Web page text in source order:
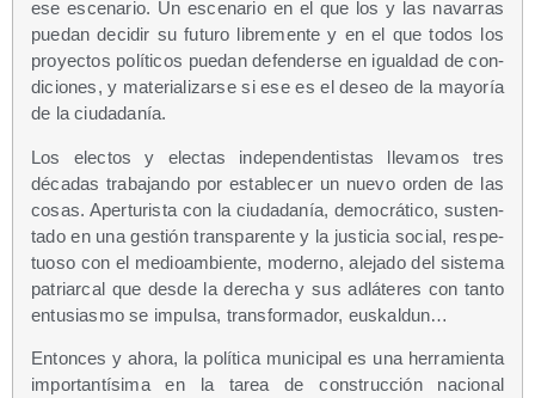
ese esce­na­rio. Un esce­na­rio en el que los y las nava­rras
pue­dan deci­dir su futu­ro libre­men­te y en el que todos los
pro­yec­tos polí­ti­cos pue­dan defen­der­se en igual­dad de con­
di­cio­nes, y mate­ria­li­zar­se si ese es el deseo de la mayo­ría
de la ciudadanía.
Los elec­tos y elec­tas inde­pen­den­tis­tas lle­va­mos tres
déca­das tra­ba­jan­do por esta­ble­cer un nue­vo orden de las
cosas. Aper­tu­ris­ta con la ciu­da­da­nía, demo­crá­ti­co, sus­ten­
ta­do en una ges­tión trans­pa­ren­te y la jus­ti­cia social, res­pe­
tuo­so con el medioam­bien­te, moderno, ale­ja­do del sis­te­ma
patriar­cal que des­de la dere­cha y sus adlá­te­res con tan­to
entu­sias­mo se impul­sa, trans­for­ma­dor, euskaldun…
Enton­ces y aho­ra, la polí­ti­ca muni­ci­pal es una herra­mien­ta
impor­tan­tí­si­ma en la tarea de cons­truc­ción nacio­nal